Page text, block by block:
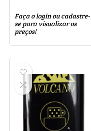
Faça o login ou cadastre-
se para visualizar os
preços!